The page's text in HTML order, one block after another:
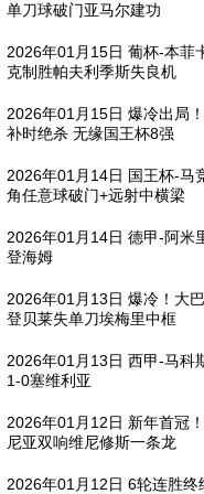
单刀球破门亚马尔建功
2026年01月15日 葡杯-本菲
克制胜帕夫利季斯失良机
2026年01月15日 爆冷出局
补时绝杀 无缘国王杯8强
2026年01月14日 国王杯-马
角任意球破门+远射中横梁
2026年01月14日 德甲-阿米
登海姆
2026年01月13日 爆冷！大
登贝莱失单刀埃梅里中框
2026年01月13日 西甲-马科
1-0塞维利亚
2026年01月12日 新年首冠
尼亚双响维尼修斯一条龙
2026年01月12日 6轮连胜